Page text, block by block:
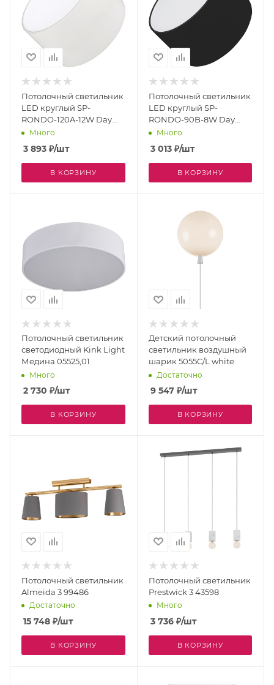
Потолочный светильник
LED круглый SP-
RONDO-120A-12W Day
White (Arlight, IP40
Металл, 3 года) 022224
Много
3 893 ₽/шт
В КОРЗИНУ
Потолочный светильник
LED круглый SP-
RONDO-90B-8W Day
White (Arlight, IP40
Металл, 3 года) 022241
Много
3 013₽/шт
В КОРЗИНУ
Потолочный светильник
светодиодный Kink Light
Медина 05525,01
Много
2 730 ₽/шт
В КОРЗИНУ
Детский потолочный
светильник воздушный
шарик 5055C/L white
Достаточно
9 547₽/шт
В КОРЗИНУ
Потолочный светильник
Almeida 3 99486
Достаточно
15 748 ₽/шт
В КОРЗИНУ
Потолочный светильник
Prestwick 3 43598
Много
3 736₽/шт
В КОРЗИНУ